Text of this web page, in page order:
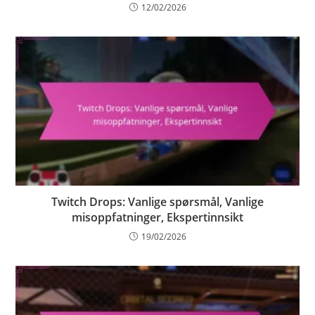
12/02/2026
Twitch Drops: Vanlige spørsmål, Vanlige
misoppfatninger, Ekspertinnsikt
19/02/2026